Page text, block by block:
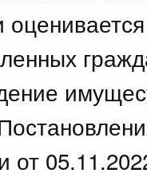
от
г. № 372